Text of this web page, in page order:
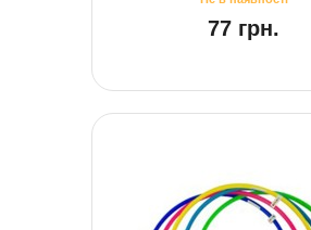
77 грн.